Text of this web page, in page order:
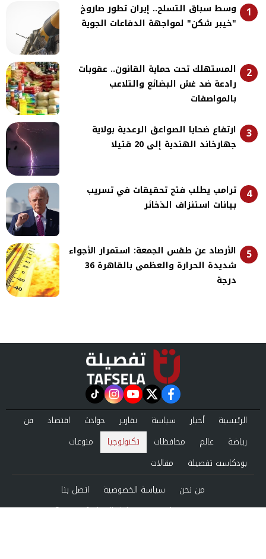
1
وسط سباق التسلح.. إيران تطور صاروخ
"خيبر شكن" لمواجهة الدفاعات الجوية
2
المستهلك تحت حماية القانون.. عقوبات
رادعة ضد غش البضائع والتلاعب
بالمواصفات
3
ارتفاع ضحايا الصواعق الرعدية بولاية
جهارخاند الهندية إلى 20 قتيلا
4
ترامب يطلب فتح تحقيقات في تسريب
بيانات استنزاف الذخائر
5
الأرصاد عن طقس الجمعة: استمرار الأجواء
شديدة الحرارة والعظمى بالقاهرة 36
درجة
facebook
twitter
youtube
instagram
tiktok
الرئيسية أخبار سياسة تقارير حوادث اقتصاد
فن
رياضة
عالم محافظات تكنولوجيا
منوعات
بودكاست تفصيلة
مقالات
من نحن
سياسة الخصوصية اتصل بنا
©2024 tafsela All Rights Reserved.